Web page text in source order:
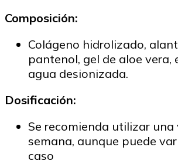
Composición:
Colágeno hidrolizado,
pantenol, gel de aloe vera,
agua desionizada.
Dosificación:
Se recomienda utilizar una
semana, aunque puede
caso